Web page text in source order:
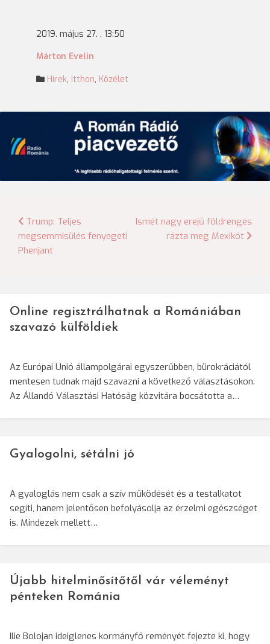
2019. május 27. , 13:50
Márton Evelin
Hírek, Itthon, Közélet
Bejegyzés
navigáció
Trump: Teljes
megsemmisülés fenyegeti
Phenjant
Ismét nagy erejű földrengés
rázta meg Mexikót
Online regisztrálhatnak a Romániában
szavazó külföldiek
Az Európai Unió állampolgárai egyszerűbben, bürokráciától
mentesen tudnak majd szavazni a következő választásokon.
Az Állandó Választási Hatóság közvitára bocsátotta a…
Gyalogolni, sétálni jó
A gyaloglás nem csak a szív működését és a testalkatot
segíti, hanem jelentősen befolyásolja az érzelmi egészséget
is. Mindezek mellett…
Újabb hitelminősítőtől vár véleményt
pénteken Románia
Ilie Bolojan ideiglenes kormányfő reményét fejezte ki, hogy